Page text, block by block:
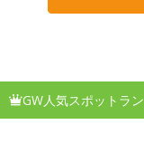
GW人気スポットラ